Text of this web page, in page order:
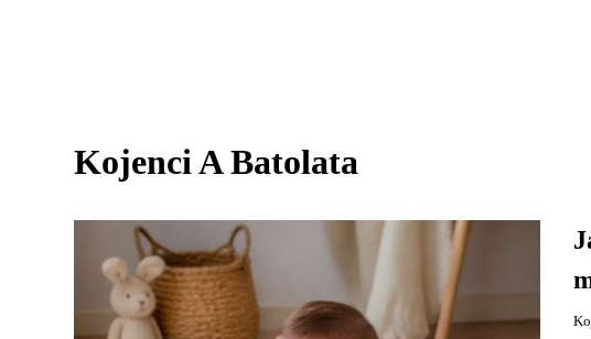
Kojenci A Batolata